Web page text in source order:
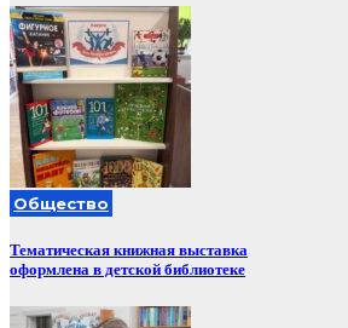
Общество
Тематическая книжная выставка
оформлена в детской библиотеке